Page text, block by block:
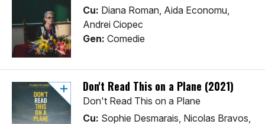
Cu: Diana Roman, Aida Economu,
Andrei Ciopec
Gen: Comedie
Don't Read This on a Plane (2021)
Don't Read This on a Plane
Cu: Sophie Desmarais, Nicolas Bravos,